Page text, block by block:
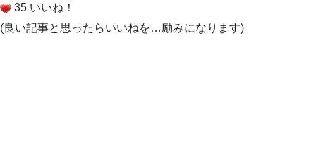
35 いいね！
(良い記事と思ったらいいねを…励みになります)